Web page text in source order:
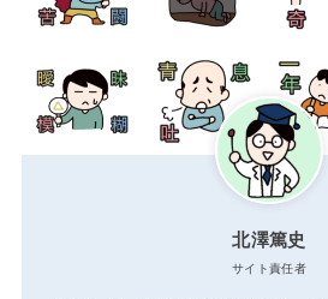
北澤篤史
サイト責任者